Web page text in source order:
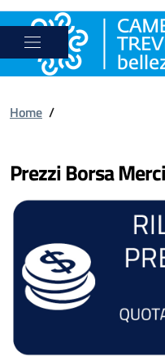
Home /
Prezzi Borsa